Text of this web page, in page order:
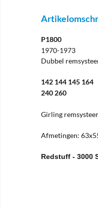
P1800
1970-1973
Dubbel
142 144 145 164
240 260
Girling
Afmetingen:
Redstuff - 3000